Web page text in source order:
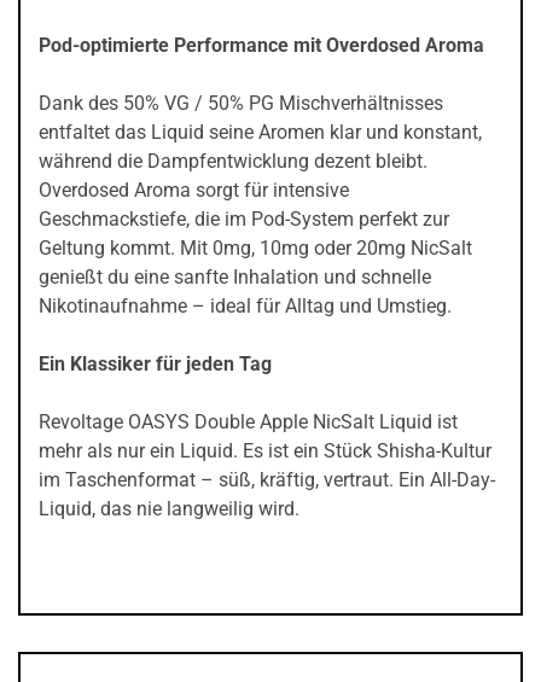
Pod-optimierte Performance mit Overdosed Aroma
Dank des 50% VG / 50% PG Mischverhältnisses
entfaltet das Liquid seine Aromen klar und konstant,
während die Dampfentwicklung dezent bleibt.
Overdosed Aroma sorgt für intensive
Geschmackstiefe, die im Pod-System perfekt zur
Geltung kommt. Mit 0mg, 10mg oder 20mg NicSalt
genießt du eine sanfte Inhalation und schnelle
Nikotinaufnahme – ideal für Alltag und Umstieg.
Ein Klassiker für jeden Tag
Revoltage OASYS Double Apple NicSalt Liquid ist
mehr als nur ein Liquid. Es ist ein Stück Shisha-Kultur
im Taschenformat – süß, kräftig, vertraut. Ein All-Day-
Liquid, das nie langweilig wird.